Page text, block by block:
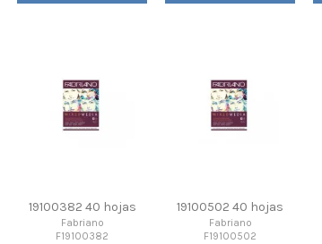
19100382 40 hojas
Fabriano
F19100382
19100502 40 hojas
Fabriano
F19100502